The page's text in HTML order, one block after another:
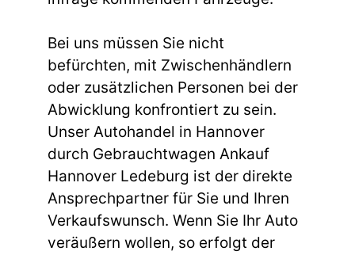
Bei uns müssen Sie nicht
befürchten, mit Zwischenhändlern
oder zusätzlichen Personen bei der
Abwicklung konfrontiert zu sein.
Unser Autohandel in Hannover
durch Gebrauchtwagen Ankauf
Hannover Ledeburg ist der direkte
Ansprechpartner für Sie und Ihren
Verkaufswunsch. Wenn Sie Ihr Auto
veräußern wollen, so erfolgt der